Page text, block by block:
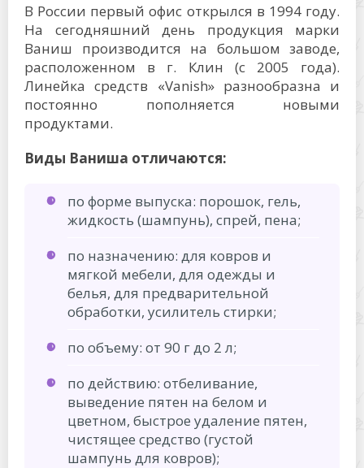
В России первый офис открылся в 1994 году.
На сегодняшний день продукция марки
Ваниш производится на большом заводе,
расположенном в г. Клин (с 2005 года).
Линейка средств «Vanish» разнообразна и
постоянно пополняется новыми
продуктами.
Виды Ваниша отличаются:
по форме выпуска: порошок, гель,
жидкость (шампунь), спрей, пена;
по назначению: для ковров и
мягкой мебели, для одежды и
белья, для предварительной
обработки, усилитель стирки;
по объему: от 90 г до 2 л;
по действию: отбеливание,
выведение пятен на белом и
цветном, быстрое удаление пятен,
чистящее средство (густой
шампунь для ковров);